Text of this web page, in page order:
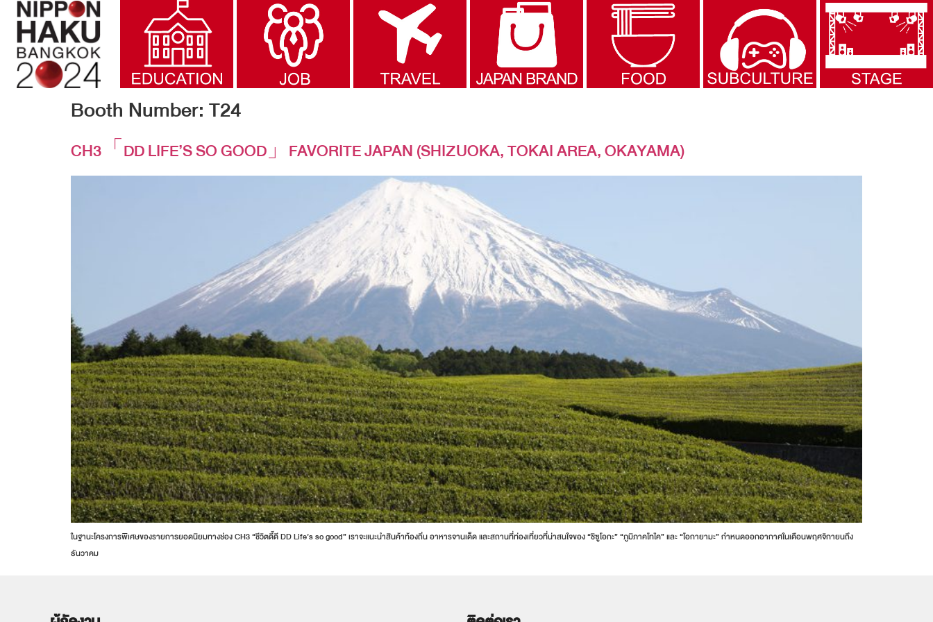
Booth Number:T24
CH3「DD LIFE’S SO GOOD」FAVORITE JAPAN (SHIZUOKA, TOKAI AREA, OKAYAMA)
ในฐานะโครงการพิเศษของรายการยอดนิยมทางช่อง CH3 “ชีวิตดี๊ดี DD Life’s so good” เราจะแนะนำสินค้าท้องถิ่น อาหารจานเด็ด และสถานที่ท่องเที่ยวที่น่าสนใจของ “ชิซูโอกะ” “ภูมิภาคโทไค” และ “โอกายามะ” กำหนดออกอากาศในเดือนพฤศจิกายนถึง
ธันวาคม